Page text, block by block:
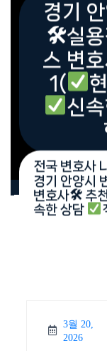
경기
🛠실용
스 변
1(
신
전국 변호사
경기 안양시
변호사🛠 추
속한 상담
3월 20,
2026
3월
20,